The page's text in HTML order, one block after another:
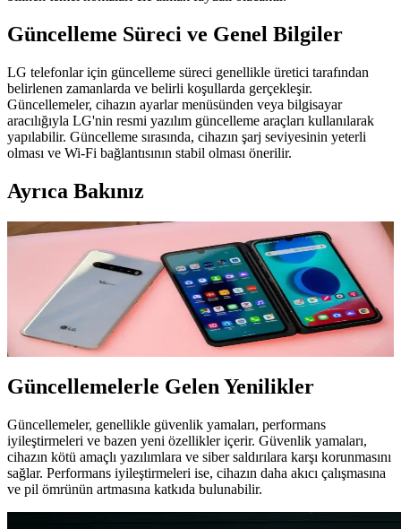
Güncelleme Süreci ve Genel Bilgiler
LG telefonlar için güncelleme süreci genellikle üretici tarafından
belirlenen zamanlarda ve belirli koşullarda gerçekleşir.
Güncellemeler, cihazın ayarlar menüsünden veya bilgisayar
aracılığıyla LG'nin resmi yazılım güncelleme araçları kullanılarak
yapılabilir. Güncelleme sırasında, cihazın şarj seviyesinin yeterli
olması ve Wi-Fi bağlantısının stabil olması önerilir.
Ayrıca Bakınız
LG Telefon Güncellemeleri: Güncelleme Süreci ve
Güvenlik İpuçları
LG telefon güncellemeleri, güvenlik ve performans için önemlidir.
Güncelleme öncesi dikkat edilmesi gerekenler ve kaynaklar
hakkında bilgi edinin.
Güncellemelerle Gelen Yenilikler
Güncellemeler, genellikle güvenlik yamaları, performans
iyileştirmeleri ve bazen yeni özellikler içerir. Güvenlik yamaları,
cihazın kötü amaçlı yazılımlara ve siber saldırılara karşı korunmasını
sağlar. Performans iyileştirmeleri ise, cihazın daha akıcı çalışmasına
ve pil ömrünün artmasına katkıda bulunabilir.